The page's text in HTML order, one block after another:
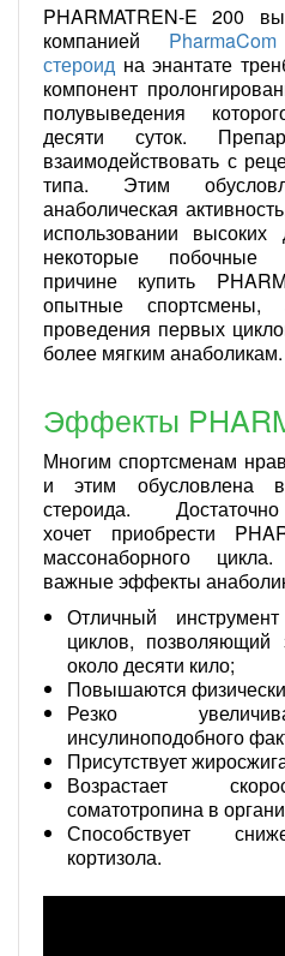
PHARMATREN-E 200
компанией
стероид на энантате
компонент
полувыведения
десяти суток.
взаимодействовать с
типа. Этим
анаболическая
использовании высоких
некоторые
причине купить
опытные
проведения первых
более мягким анаболикам.
Эффекты
Многим спортсменам
и этим обусловлена
стероида.
хочет приобрести
массонаборного
важные эффекты
Отличный
циклов, позволяющий
около десяти кило;
Повышаются
Резко
инсулиноподобного
Присутствует
Возрастает
соматотропина в
Способствует
кортизола.